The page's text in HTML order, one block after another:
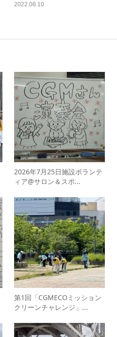
2022.08.10
2026年7月25日施設ボランテ
ィア@サロン＆スポ...
第1回「CGMECOミッション
クリーンチャレンジ」...